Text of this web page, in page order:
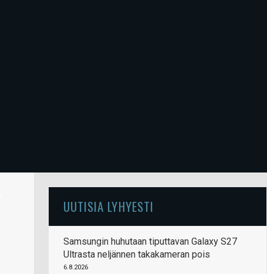
UUTISIA LYHYESTI
Samsungin huhutaan tiputtavan Galaxy S27
Ultrasta neljännen takakameran pois
6.8.2026